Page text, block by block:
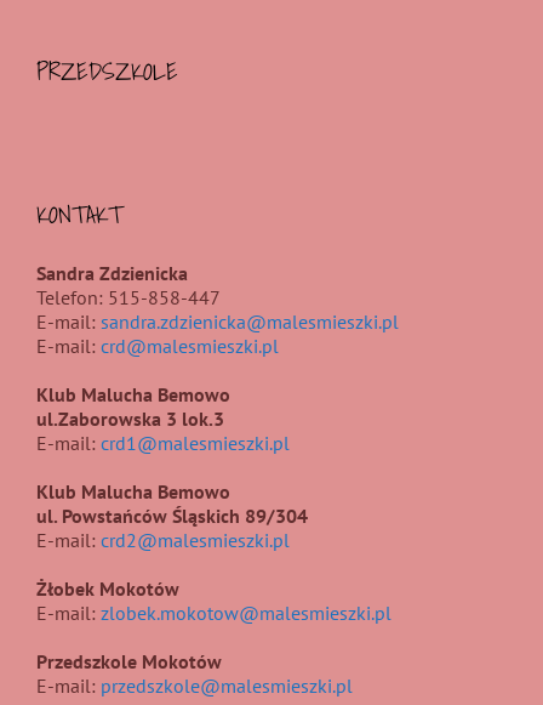
PRZEDSZKOLE
KONTAKT
Sandra Zdzienicka
Telefon: 515-858-447
E-mail: sandra.zdzienicka@malesmieszki.pl
E-mail: crd@malesmieszki.pl
Klub Malucha Bemowo
ul.Zaborowska 3 lok.3
E-mail: crd1@malesmieszki.pl
Klub Malucha Bemowo
ul. Powstańców Śląskich 89/304
E-mail: crd2@malesmieszki.pl
Żłobek Mokotów
E-mail: zlobek.mokotow@malesmieszki.pl
Przedszkole Mokotów
E-mail: przedszkole@malesmieszki.pl